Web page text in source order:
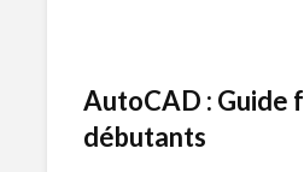
AutoCAD : Guide
débutants